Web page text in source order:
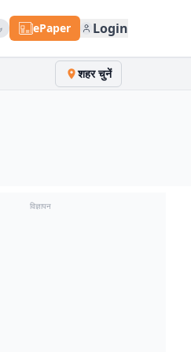
ePaper Login
शहर चुनें
विज्ञापन